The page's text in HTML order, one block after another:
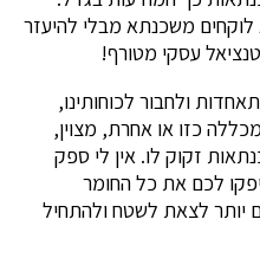
משכנתא מבלי להיעזר
עסקי מטורף!
ולחבור לכוחותינו,
כזו או אחרת, מצוין,
זקוק לו. אין לי ספק
לכם את כל החומר
יותר לצאת לשטח ולהתחיל